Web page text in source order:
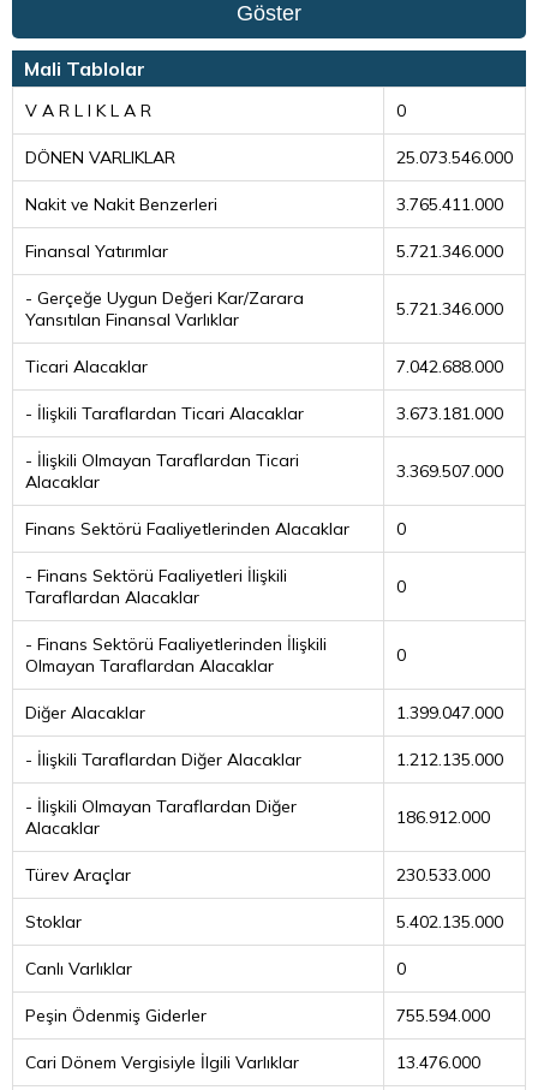
Göster
Mali Tablolar
V A R L I K L A R 0
DÖNEN VARLIKLAR 25.073.546.000
Nakit ve Nakit Benzerleri 3.765.411.000
Finansal Yatırımlar 5.721.346.000
- Gerçeğe Uygun Değeri Kar/Zarara
Yansıtılan Finansal Varlıklar
5.721.346.000
Ticari Alacaklar 7.042.688.000
- İlişkili Taraflardan Ticari Alacaklar 3.673.181.000
- İlişkili Olmayan Taraflardan Ticari
Alacaklar
3.369.507.000
Finans Sektörü Faaliyetlerinden Alacaklar 0
- Finans Sektörü Faaliyetleri İlişkili
Taraflardan Alacaklar
0
- Finans Sektörü Faaliyetlerinden İlişkili
Olmayan Taraflardan Alacaklar
0
Diğer Alacaklar 1.399.047.000
- İlişkili Taraflardan Diğer Alacaklar 1.212.135.000
- İlişkili Olmayan Taraflardan Diğer
Alacaklar
186.912.000
Türev Araçlar 230.533.000
Stoklar 5.402.135.000
Canlı Varlıklar 0
Peşin Ödenmiş Giderler 755.594.000
Cari Dönem Vergisiyle İlgili Varlıklar 13.476.000